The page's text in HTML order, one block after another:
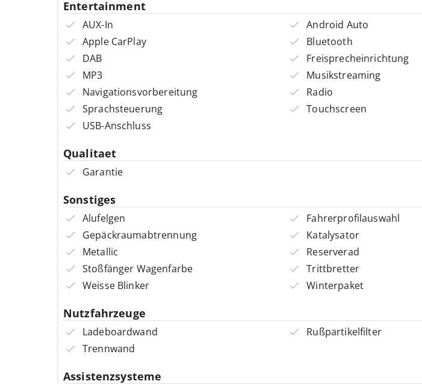
Entertainment
AUX-In
Android Auto
Apple CarPlay
Bluetooth
DAB
Freisprecheinrichtung
MP3
Musikstreaming
Navigationsvorbereitung
Radio
Sprachsteuerung
Touchscreen
USB-Anschluss
Qualitaet
Garantie
Sonstiges
Alufelgen
Fahrerprofilauswahl
Gepäckraumabtrennung
Katalysator
Metallic
Reserverad
Stoßfänger Wagenfarbe
Trittbretter
Weisse Blinker
Winterpaket
Nutzfahrzeuge
Ladeboardwand
Rußpartikelfilter
Trennwand
Assistenzsysteme